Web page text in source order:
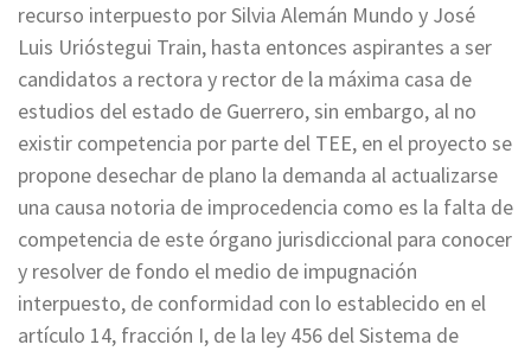
recurso interpuesto por Silvia Alemán Mundo y José
Luis Urióstegui Train, hasta entonces aspirantes a ser
candidatos a rectora y rector de la máxima casa de
estudios del estado de Guerrero, sin embargo, al no
existir competencia por parte del TEE, en el proyecto se
propone desechar de plano la demanda al actualizarse
una causa notoria de improcedencia como es la falta de
competencia de este órgano jurisdiccional para conocer
y resolver de fondo el medio de impugnación
interpuesto, de conformidad con lo establecido en el
artículo 14, fracción I, de la ley 456 del Sistema de